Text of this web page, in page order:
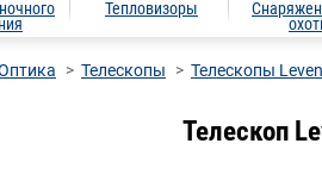
Тепловизоры
Телескопы Телескопы
Телескоп